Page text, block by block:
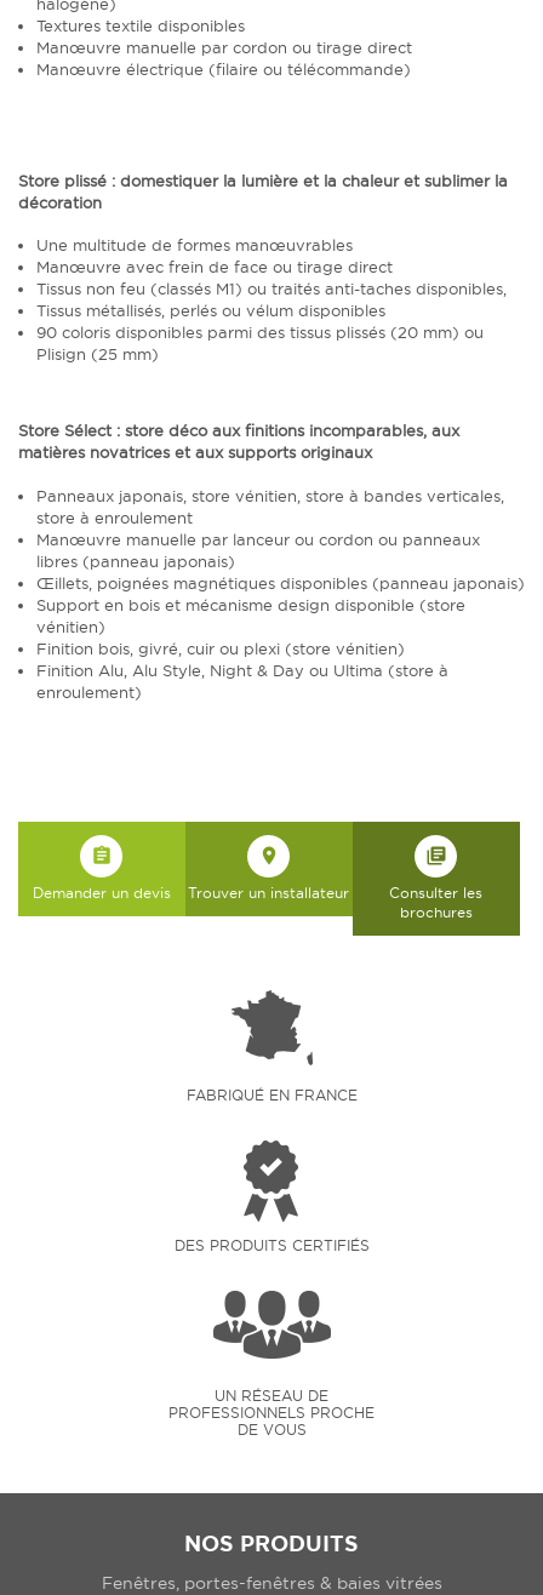
halogène)
Textures textile disponibles
Manœuvre manuelle par cordon ou tirage direct
Manœuvre électrique (filaire ou télécommande)
Store plissé : domestiquer la lumière et la chaleur et sublimer la
décoration
Une multitude de formes manœuvrables
Manœuvre avec frein de face ou tirage direct
Tissus non feu (classés M1) ou traités anti-taches disponibles,
Tissus métallisés, perlés ou vélum disponibles
90 coloris disponibles parmi des tissus plissés (20 mm) ou
Plisign (25 mm)
Store Sélect: store déco aux finitions incomparables, aux
matières novatrices et aux supports originaux
Panneaux japonais, store vénitien, store à bandes verticales,
store à enroulement
Manœuvre manuelle par lanceur ou cordon ou panneaux
libres (panneau japonais)
Œillets, poignées magnétiques disponibles (panneau japonais)
Support en bois et mécanisme design disponible (store
vénitien)
Finition bois, givré, cuir ou plexi (store vénitien)
Finition Alu, Alu Style, Night & Day ou Ultima (store à
enroulement)
assignment
Demander un devis
place
Trouver un installateur
library_books
Consulter les
brochures
FABRIQUÉ EN FRANCE
DES PRODUITS CERTIFIÉS
UN RÉSEAU DE
PROFESSIONNELS PROCHE
DE VOUS
NOS PRODUITS
Fenêtres, portes-fenêtres & baies vitrées